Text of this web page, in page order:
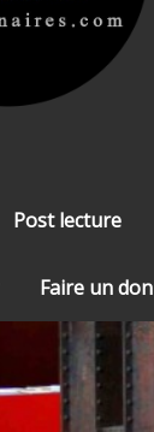
Post lecture
Faire un don